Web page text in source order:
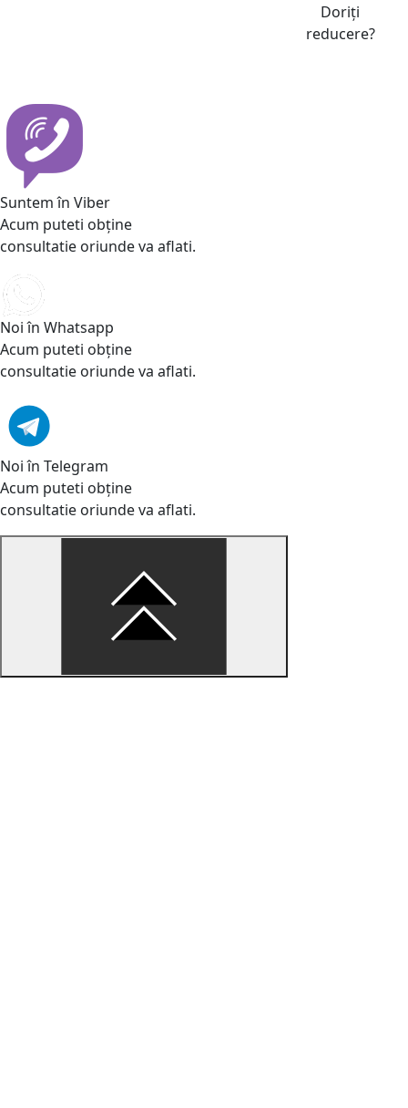
Doriți
reducere?
Suntem în Viber
Acum puteti obține
consultatie oriunde va aflati.
Noi în Whatsapp
Acum puteti obține
consultatie oriunde va aflati.
Noi în Telegram
Acum puteti obține
consultatie oriunde va aflati.